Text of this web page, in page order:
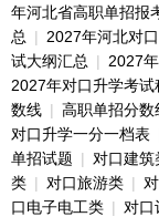
年河北省高职单招报
总 | 2027年河北对
试大纲汇总 | 2027
2027年对口升学考试
数线 | 高职单招分数
对口升学一分一档表
单招试题 | 对口建筑
类 | 对口旅游类 |
口电子电工类 | 对口